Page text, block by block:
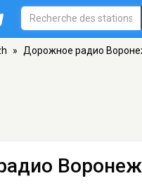
» Дорожное радио
Воронеж